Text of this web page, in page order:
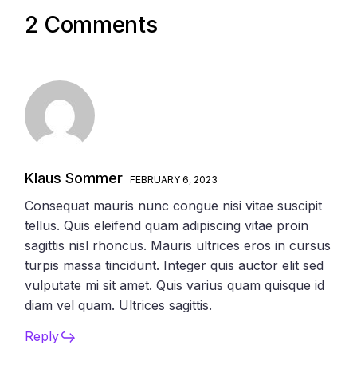
2 Comments
Klaus Sommer FEBRUARY 6, 2023
Consequat mauris nunc congue nisi vitae suscipit
tellus. Quis eleifend quam adipiscing vitae proin
sagittis nisl rhoncus. Mauris ultrices eros in cursus
turpis massa tincidunt. Integer quis auctor elit sed
vulputate mi sit amet. Quis varius quam quisque id
diam vel quam. Ultrices sagittis.
Reply